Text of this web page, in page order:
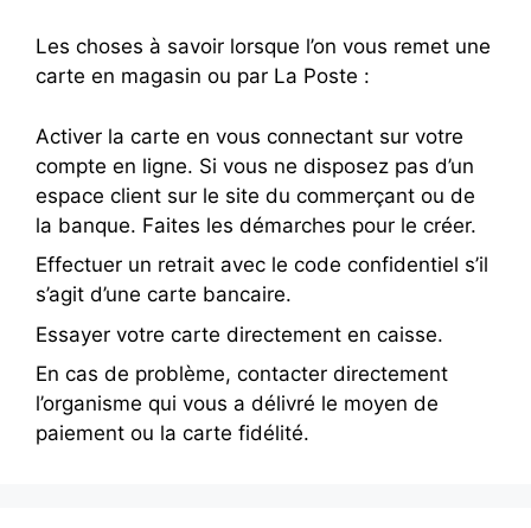
Les choses à savoir lorsque l’on vous remet une
carte en magasin ou par La Poste :
Activer la carte en vous connectant sur votre
compte en ligne. Si vous ne disposez pas d’un
espace client sur le site du commerçant ou de
la banque. Faites les démarches pour le créer.
Effectuer un retrait avec le code confidentiel s’il
s’agit d’une carte bancaire.
Essayer votre carte directement en caisse.
En cas de problème, contacter directement
l’organisme qui vous a délivré le moyen de
paiement ou la carte fidélité.